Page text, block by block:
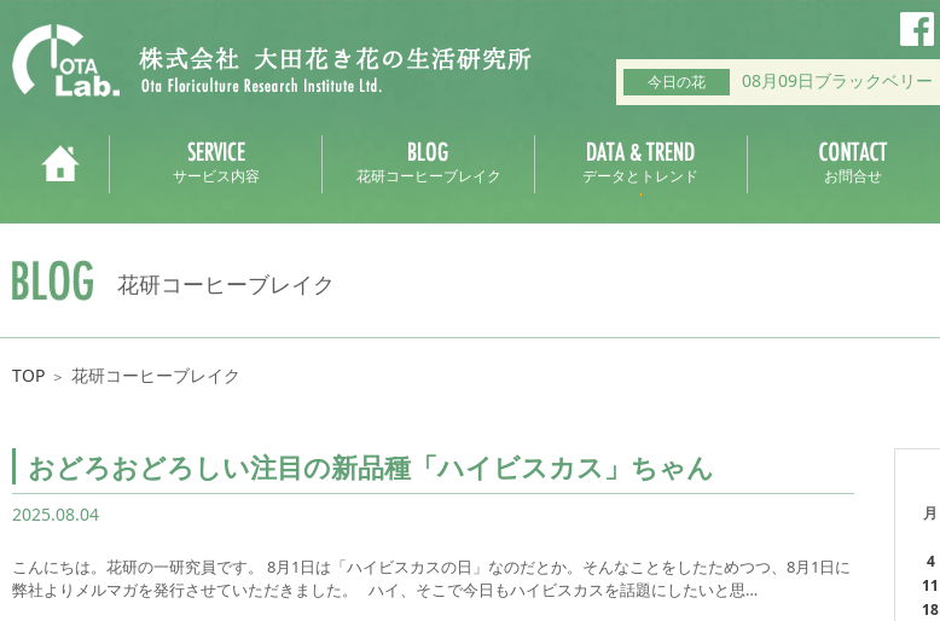
今日の花 08月09日ブラックベリー
サービス内容 花研コーヒーブレイク データとトレンド お問合せ
花研コーヒーブレイク
TOP ＞ 花研コーヒーブレイク
おどろおどろしい注目の新品種「ハイビスカス」ちゃん
2025.08.04
こんにちは。花研の一研究員です。 8月1日は「ハイビスカスの日」なのだとか。そんなことをしたためつつ、8月1日に
弊社よりメルマガを発行させていただきました。 ハイ、そこで今日もハイビスカスを話題にしたいと思…
月
4
11
18